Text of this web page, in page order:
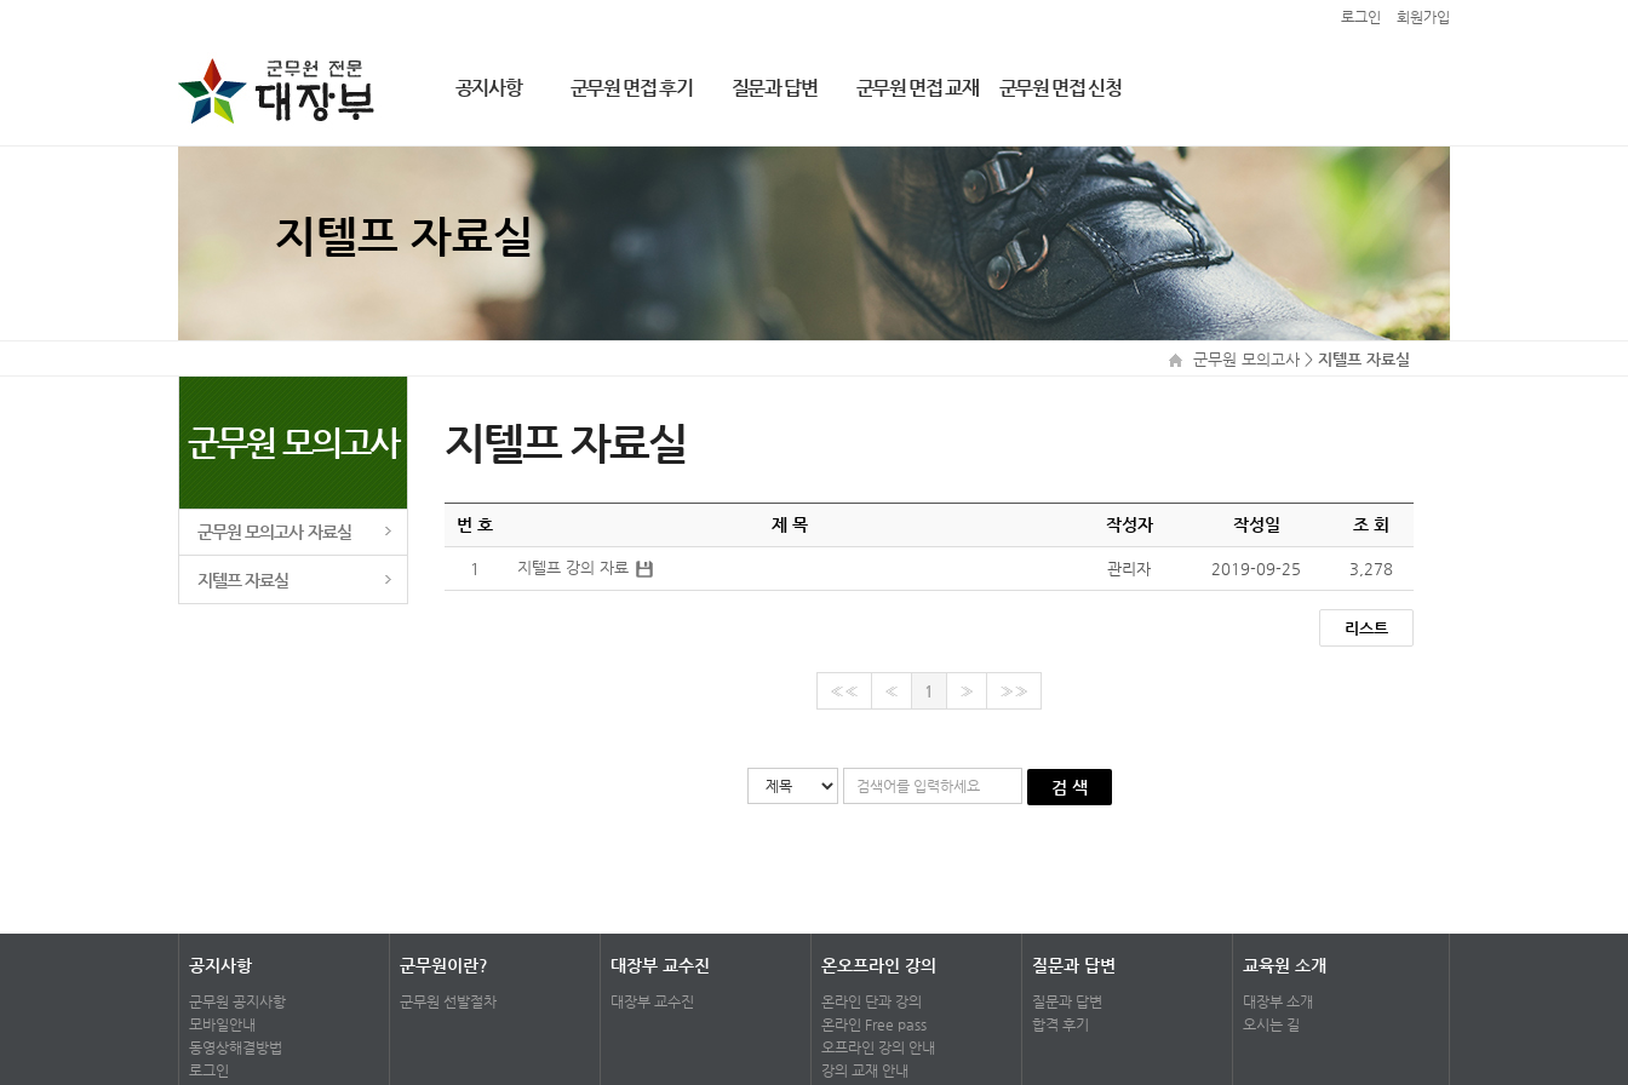
로그인 회원가입
공지사항
동영상 해결방법
개인정보 취급방침
군무원 면접 후기 질문과 답변 군무원 면접 교재 군무원 면접 신청
2026 군무원 면접 신청
2025 군무원 면접 (마감)
지텔프 자료실
군무원 모의고사 > 지텔프 자료실
군무원 모의고사
군무원 모의고사 자료실
지텔프 자료실
지텔프 자료실
번 호 제 목 작성자 작성일 조 회
1 지텔프 강의 자료 관리자 2019-09-25 3,278
리스트
«« « 1 » »»
검 색
공지사항
군무원 공지사항
모바일안내
동영상해결방법
로그인
군무원이란?
군무원 선발절차
대장부 교수진
대장부 교수진
온오프라인 강의
온라인 단과 강의
온라인 Free pass
오프라인 강의 안내
강의 교재 안내
질문과 답변
질문과 답변
합격 후기
교육원 소개
대장부 소개
오시는 길